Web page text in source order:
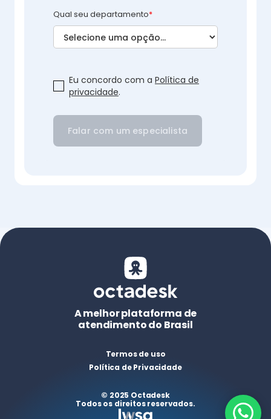
Qual seu departamento*
Eu concordo com a Política de
privacidade.
A melhor plataforma de
atendimento do Brasil
Termos de uso
Política de Privacidade
© 2025 Octadesk
Todos os direitos reservados.